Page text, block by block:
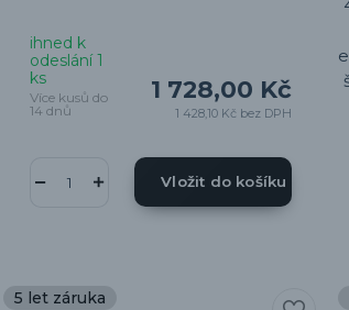
1 728,00 Kč
1 428,10 Kč bez DPH
ihned k
odeslání 1
ks
Více kusů do
14 dnů
Vložit do košíku
5 let záruka